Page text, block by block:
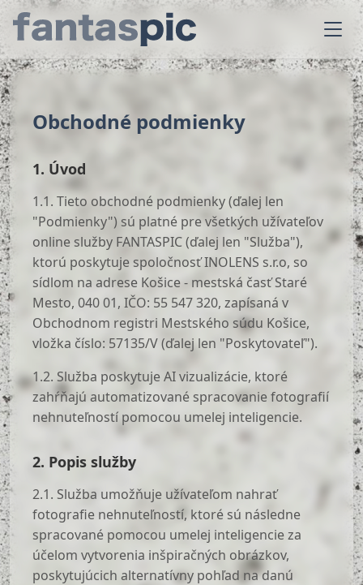
Obchodné podmienky
1. Úvod
1.1. Tieto obchodné podmienky (ďalej len
"Podmienky") sú platné pre všetkých užívateľov
online služby FANTASPIC (ďalej len "Služba"),
ktorú poskytuje spoločnosť INOLENS s.r.o, so
sídlom na adrese Košice - mestská časť Staré
Mesto, 040 01, IČO: 55 547 320, zapísaná v
Obchodnom registri Mestského súdu Košice,
vložka číslo: 57135/V (ďalej len "Poskytovateľ").
1.2. Služba poskytuje AI vizualizácie, ktoré
zahŕňajú automatizované spracovanie fotografií
nehnuteľností pomocou umelej inteligencie.
2. Popis služby
2.1. Služba umožňuje užívateľom nahrať
fotografie nehnuteľností, ktoré sú následne
spracované pomocou umelej inteligencie za
účelom vytvorenia inšpiračných obrázkov,
poskytujúcich alternatívny pohľad na danú